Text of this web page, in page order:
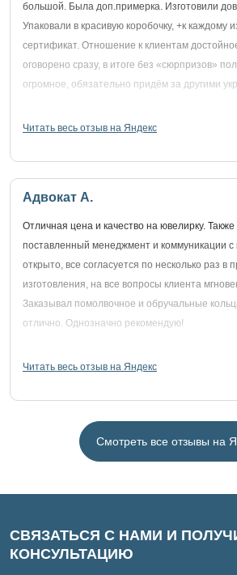
большой. Была доп.примерка. Изготовили
Упаковали в красивую коробочку, +к каждому
сертификат. Отношение к клиентам
оговорено сразу, в итоге без «сюрпризов»
огромное, обязательно придём за другими
Читать весь отзыв на Яндекс
Адвокат А.
Отличная цена и качество на ювелирку.
поставленный менеджмент и коммуникации с
открыто, все согласуется по несколько раз в
изготовления, на все вопросы клиента
Заказывал помолвочное и обручальные
отлично. Однозначно рекомендую!
Читать весь отзыв на Яндекс
Смотреть все отзывы на
СВЯЗАТЬСЯ С НАМИ И
КОНСУЛЬТАЦИЮ